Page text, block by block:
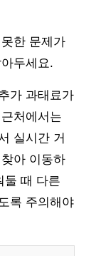
한 문제가
두세요.
가 과태료가
처에서는
실시간 거
아 이동하
둘 때 다른
록 주의해야